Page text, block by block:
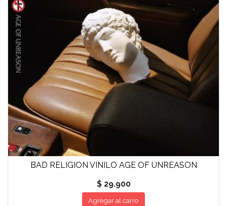
BAD RELIGION VINILO AGE OF UNREASON
$ 29.900
Agregar al carro